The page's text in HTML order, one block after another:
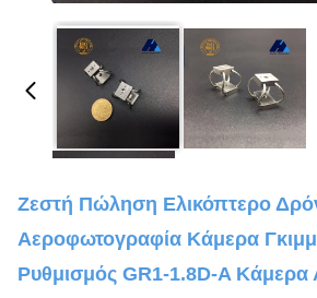
Ζεστή Πώληση Ελικόπτερο
Αεροφωτογραφία Κάμερα
Ρυθμισμός GR1-1.8D-A